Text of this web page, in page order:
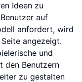
Ideen zu
auf
anfordert, wird
angezeigt.
und
den Benutzern
zu gestalten